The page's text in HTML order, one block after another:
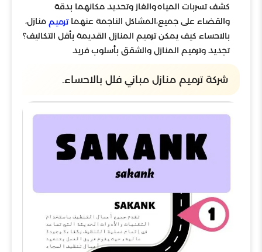
كشف تسربات المياه والغاز وتحديد مكانهما بدقة
والقضاء على جميع،المشاكل الناجمة عنهماترميم منازل،
بالاحساء كيف يمكن ترميم المنازل القديمة بأقل التكاليف؟
تجديد وترميم المنازل والشقق بأسلوب فريد
شركة ترميم منازل مباني فلل بالاحساء.